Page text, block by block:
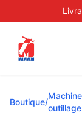
Boutique/